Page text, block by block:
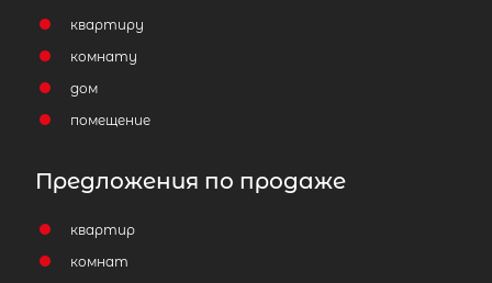
квартиру
комнату
дом
помещение
Предложения по продаже
квартир
комнат